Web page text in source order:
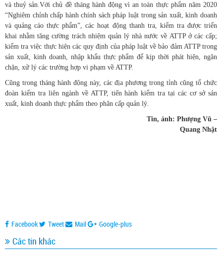
và thuỷ sản.Với chủ đề tháng hành động vì an toàn thực phẩm năm 2020
“Nghiêm chỉnh chấp hành chính sách pháp luật trong sản xuất, kinh doanh
và quảng cáo thực phẩm”, các hoạt động thanh tra, kiểm tra được triển
khai nhằm tăng cường trách nhiệm quản lý nhà nước về ATTP ở các cấp;
kiểm tra việc thực hiện các quy định của pháp luật về bảo đảm ATTP trong
sản xuất, kinh doanh, nhập khẩu thực phẩm để kịp thời phát hiện, ngăn
chặn, xử lý các trường hợp vi phạm về ATTP.
Cũng trong tháng hành động này, các địa phương trong tỉnh cũng tổ chức
đoàn kiểm tra liên ngành về ATTP, tiến hành kiểm tra tại các cơ sở sản
xuất, kinh doanh thực phẩm theo phân cấp quản lý.
Tin, ảnh: Phượng Vũ –
Quang Nhật
Facebook Tweet Mail Google-plus
Các tin khác